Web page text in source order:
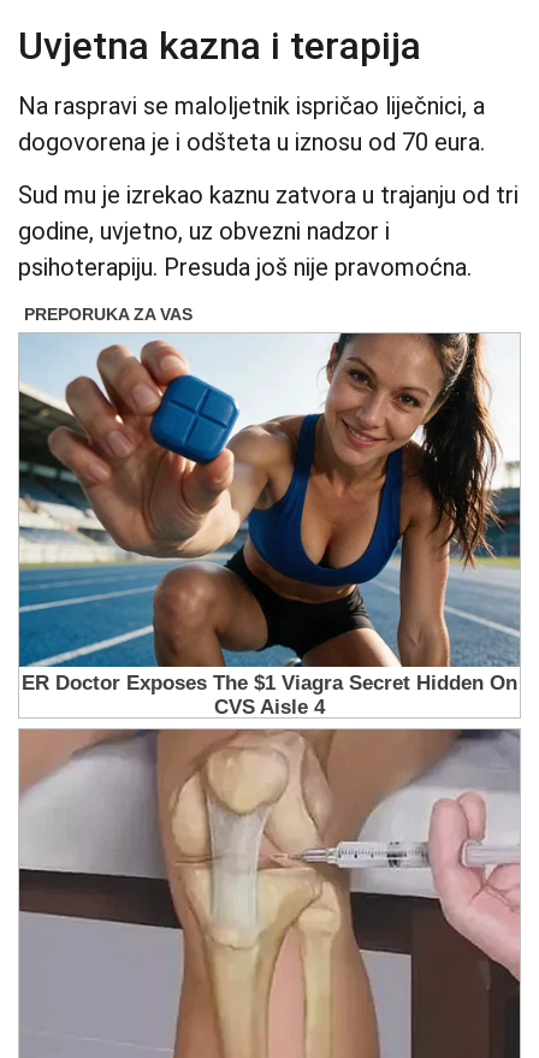
Uvjetna kazna i terapija
Na raspravi se maloljetnik ispričao liječnici, a
dogovorena je i odšteta u iznosu od 70 eura.
Sud mu je izrekao kaznu zatvora u trajanju od tri
godine, uvjetno, uz obvezni nadzor i
psihoterapiju. Presuda još nije pravomoćna.